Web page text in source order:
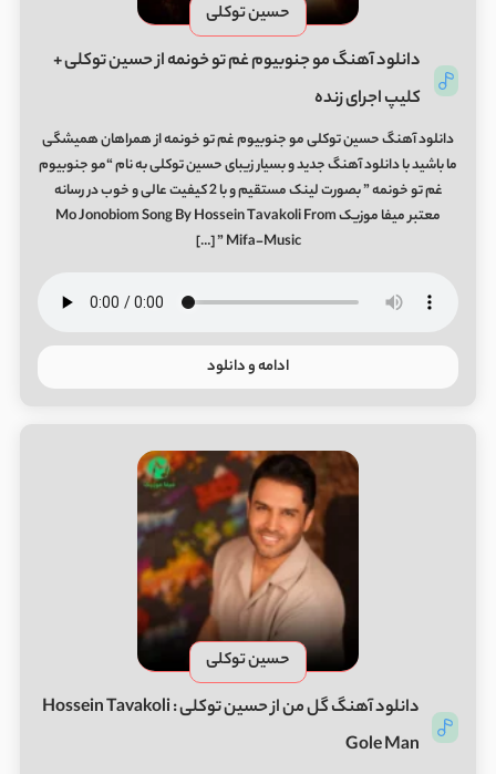
حسین توکلی
دانلود آهنگ مو جنوبیوم غم تو خونمه از حسین توکلی +
کلیپ اجرای زنده
دانلود آهنگ حسین توکلی مو جنوبیوم غم تو خونمه از همراهان همیشگی
ما باشید با دانلود آهنگ جدید و بسیار زیبای حسین توکلی به نام “مو جنوبیوم
غم تو خونمه ” بصورت لینک مستقیم و با 2 کیفیت عالی و خوب در رسانه
معتبر میفا موزیک Mo Jonobiom Song By Hossein Tavakoli From
Mifa-Music ” […]
ادامه و دانلود
حسین توکلی
دانلود آهنگ گل من از حسین توکلی Hossein Tavakoli :
Gole Man